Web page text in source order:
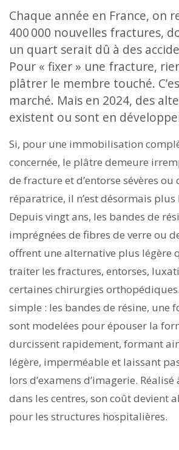
Chaque année en France, on
400 000 nouvelles fractures,
un quart serait dû à des
Pour « fixer » une fracture,
plâtrer le membre touché.
marché. Mais en 2024, des
existent ou sont en
Si, pour une immobilisation
concernée, le plâtre demeure
de fracture et d’entorse sévères
réparatrice, il n’est désormais
Depuis vingt ans, les bandes de
imprégnées de fibres de verre ou
offrent une alternative plus légère
traiter les fractures, entorses,
certaines chirurgies
simple : les bandes de résine, une
sont modelées pour épouser la
durcissent rapidement, formant
légère, imperméable et laissant
lors d’examens d’imagerie.
dans les centres, son coût devient
pour les structures hospitalières.